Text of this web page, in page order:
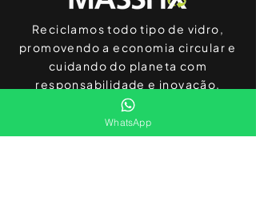
Reciclamos todo tipo de vidro,
promovendo a economia circular e
cuidando do planeta com
responsabilidade e inovação.
WhatsApp